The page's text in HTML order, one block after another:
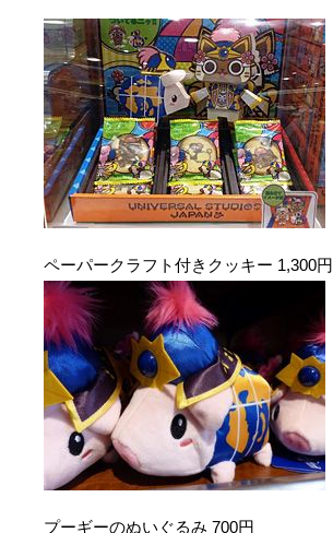
ペーパークラフト付きクッキー 1,300円
プーギーのぬいぐるみ 700円